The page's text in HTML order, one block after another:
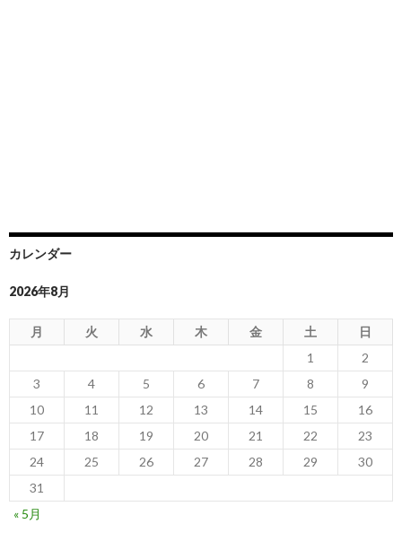
カレンダー
2026年8月
月 火 水 木 金 土
日
1
2
3
4 5 6 7 8
9
10
11 12 13 14 15
16
17
18 19 20 21 22
23
24
25 26 27 28 29
30
31
« 5月